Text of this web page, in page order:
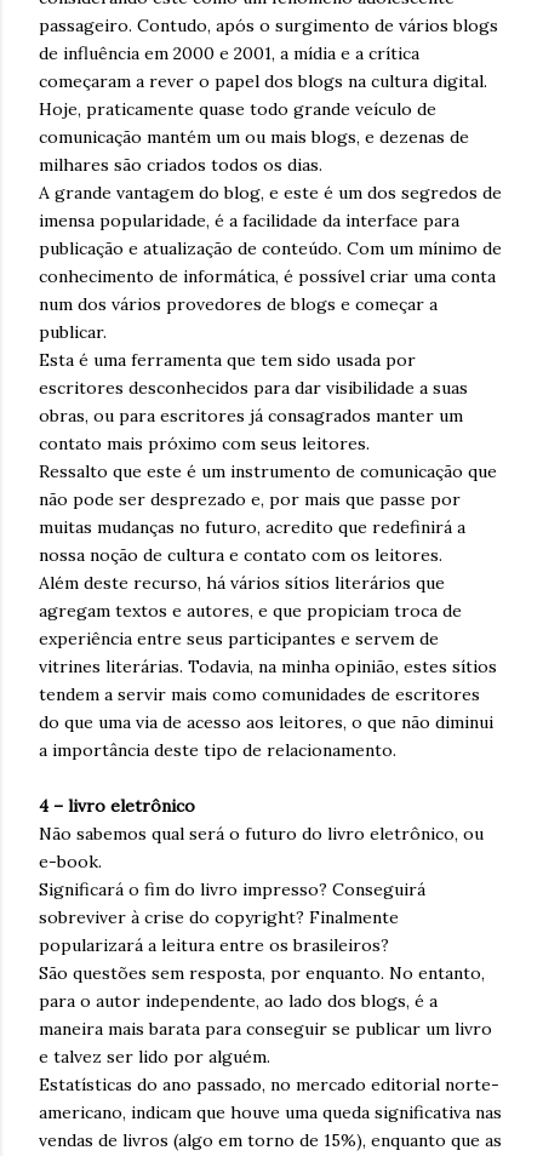
passageiro. Contudo, após o surgimento de vários blogs
de influência em 2000 e 2001, a mídia e a crítica
começaram a rever o papel dos blogs na cultura digital.
Hoje, praticamente quase todo grande veículo de
comunicação mantém um ou mais blogs, e dezenas de
milhares são criados todos os dias.
A grande vantagem do blog, e este é um dos segredos de
imensa popularidade, é a facilidade da interface para
publicação e atualização de conteúdo. Com um mínimo de
conhecimento de informática, é possível criar uma conta
num dos vários provedores de blogs e começar a
publicar.
Esta é uma ferramenta que tem sido usada por
escritores desconhecidos para dar visibilidade a suas
obras, ou para escritores já consagrados manter um
contato mais próximo com seus leitores.
Ressalto que este é um instrumento de comunicação que
não pode ser desprezado e, por mais que passe por
muitas mudanças no futuro, acredito que redefinirá a
nossa noção de cultura e contato com os leitores.
Além deste recurso, há vários sítios literários que
agregam textos e autores, e que propiciam troca de
experiência entre seus participantes e servem de
vitrines literárias. Todavia, na minha opinião, estes sítios
tendem a servir mais como comunidades de escritores
do que uma via de acesso aos leitores, o que não diminui
a importância deste tipo de relacionamento.
4 – livro eletrônico
Não sabemos qual será o futuro do livro eletrônico, ou
e-book.
Significará o fim do livro impresso? Conseguirá
sobreviver à crise do copyright? Finalmente
popularizará a leitura entre os brasileiros?
São questões sem resposta, por enquanto. No entanto,
para o autor independente, ao lado dos blogs, é a
maneira mais barata para conseguir se publicar um livro
e talvez ser lido por alguém.
Estatísticas do ano passado, no mercado editorial norte-
americano, indicam que houve uma queda significativa nas
vendas de livros (algo em torno de 15%), enquanto que as